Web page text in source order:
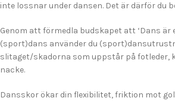
inte lossnar under dansen. Det är därför du
Genom att förmedla budskapet att ‘Dans är
(sport)dans använder du
slitaget/skadorna som uppstår på fotleder,
nacke.
Dansskor ökar din flexibilitet, friktion mot